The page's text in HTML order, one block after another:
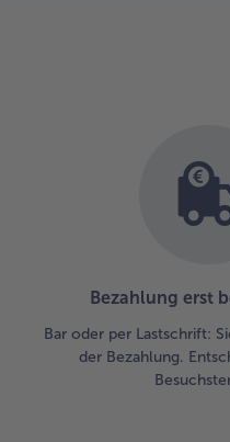
Bezahlung erst
Bar oder per Lastschrift:
der Bezahlung.